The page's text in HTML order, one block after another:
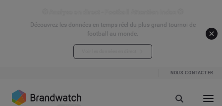
Découvrez les données en temps réel du plus grand tournoi de
football au monde.
NOUS CONTACTER